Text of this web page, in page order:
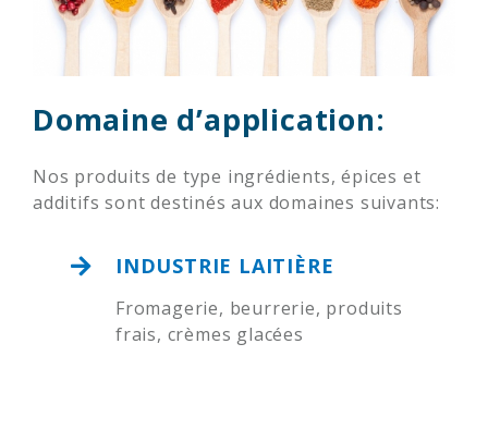
Domaine d’application:
Nos produits de type ingrédients, épices et
additifs sont destinés aux domaines suivants:
INDUSTRIE LAITIÈRE
Fromagerie, beurrerie, produits
frais, crèmes glacées